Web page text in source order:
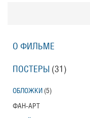
О ФИЛЬМЕ
ПОСТЕРЫ (31)
ОБЛОЖКИ (5)
ФАН-АРТ